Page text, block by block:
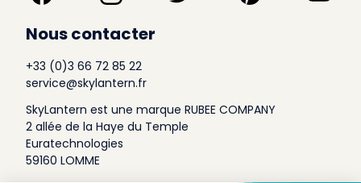
Nous contacter
+33 (0)3 66 72 85 22
service@skylantern.fr
SkyLantern est une marque RUBEE COMPANY
2 allée de la Haye du Temple
Euratechnologies
59160 LOMME